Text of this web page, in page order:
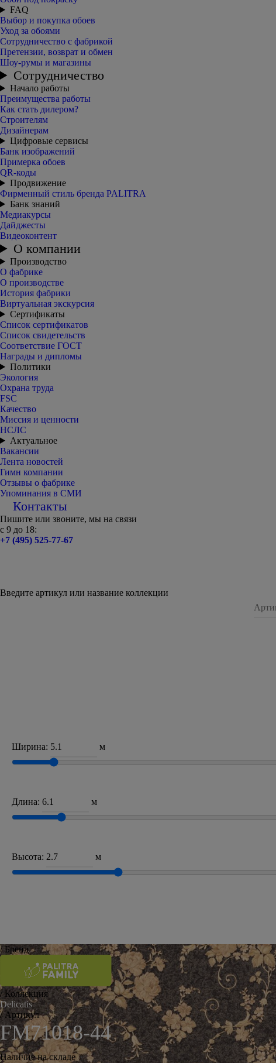
FAQ
Выбор и покупка обоев
Уход за обоями
Сотрудничество с фабрикой
Претензии, возврат и обмен
Шоу-румы и магазины
Сотрудничество
Начало работы
Преимущества работы
Как стать дилером?
Строителям
Дизайнерам
Цифровые сервисы
Банк изображений
Примерка обоев
QR-коды
Продвижение
Фирменный стиль бренда PALITRA
Банк знаний
Медиакурсы
Дайджесты
Видеоконтент
О компании
Производство
О фабрике
О производстве
История фабрики
Виртуальная экскурсия
Сертификаты
Список сертификатов
Список свидетельств
Соответствие ГОСТ
Награды и дипломы
Политики
Экология
Охрана труда
FSC
Качество
Миссия и ценности
НСЛС
Актуальное
Вакансии
Лента новостей
Гимн компании
Отзывы о фабрике
Упоминания в СМИ
Контакты
Пишите или звоните, мы на связи
с 9 до 18:
+7 (495) 525-77-67
Введите артикул или название коллекции
Ширина: м
Длина: м
Высота: м
/ Бренд
/ Коллекция
Delicatis
/ Артикул
FM71018-44
Наличие на складе